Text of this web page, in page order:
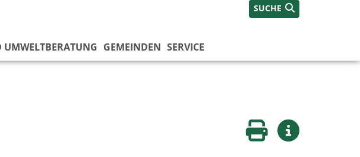
SUCHE
GEMEINDEN SERVICE
Seite druckenWeitere Infos